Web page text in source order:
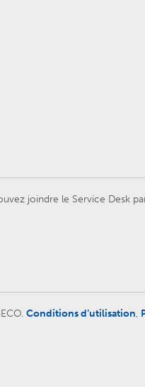
joindre le Service Desk
Conditions d’utilisation,